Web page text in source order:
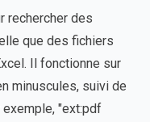
rechercher des
que des fichiers
Il fonctionne sur
minuscules, suivi de
"ext:pdf